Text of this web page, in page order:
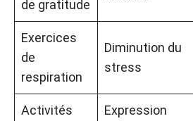
de gratitude
Exercices
de
respiration
Diminution du
stress
Activités
Expression